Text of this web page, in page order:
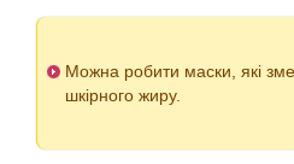
Можна робити маски, які
шкірного жиру.